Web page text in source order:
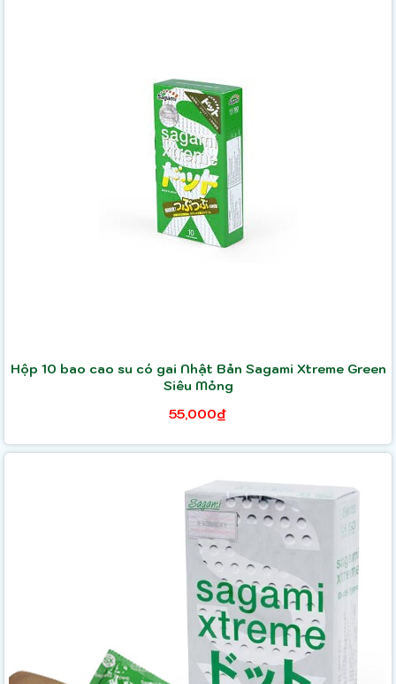
Hộp 10 bao cao su có gai Nhật Bản Sagami Xtreme Green
Siêu Mỏng
55,000₫